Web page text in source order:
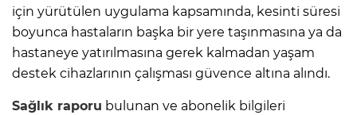
için yürütülen uygulama kapsamında, kesinti süresi
boyunca hastaların başka bir yere taşınmasına ya da
hastaneye yatırılmasına gerek kalmadan yaşam
destek cihazlarının çalışması güvence altına alındı.
Sağlık raporu bulunan ve abonelik bilgileri